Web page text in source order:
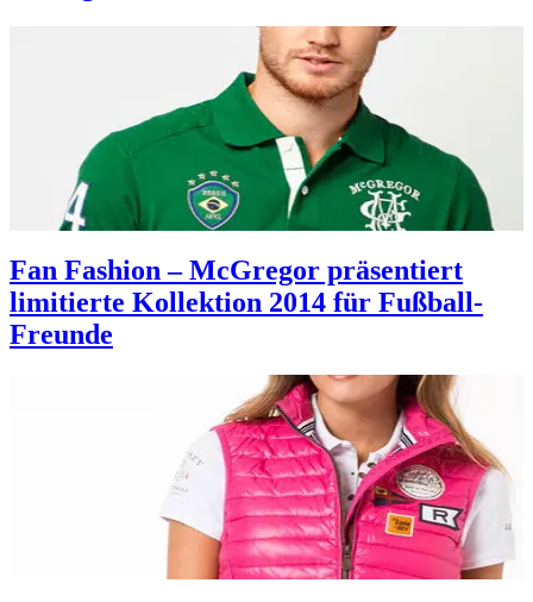
Fan Fashion – McGregor präsentiert
limitierte Kollektion 2014 für Fußball-
Freunde